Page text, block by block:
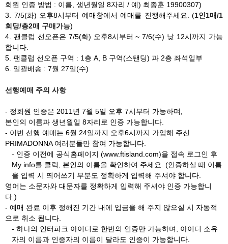
회원 인증 방법 : 이름, 생년월일 8자리 / 예) 최종훈 19900307)
3. 7/5(화) 오후8시부터 예매창에서 예매를 진행해주세요. (1인1매/1
회당/총2매 구매가능)
4. 팬클럽 선오픈은 7/5(화) 오후8시부터 ~ 7/6(수) 낮 12시까지 가능
합니다.
5. 팬클럽 선오픈 구역 : 1층 A, B 구역(스탠딩) 과 2층 좌석일부
6. 일괄배송 : 7월 27일(수)
선행예매 주의 사항
- 정회원 인증은 2011년 7월 5일 오후 7시부터 가능하며,
본인의 이름과 생년월일 8자리로 인증 가능합니다.
- 이번 선행 예매는 6월 24일까지 오후6시까지 가입해 주신
PRIMADONNA 여러분들만 참여 가능합니다.
- 인증 이전에 공식홈페이지 (www.ftisland.com)을 접속 로그인 후
My info를 클릭, 본인의 이름을 확인하여 주세요. (인증하실 때 이름
을 입력 시 띄어쓰기 부분도 정확하게 입력해 주셔야 합니다.
영어는 소문자와 대문자를 정확하게 입력해 주셔야 인증 가능합니
다.)
- 예매 완료 이후 정해진 기간 내에 입금을 해 주지 않으실 시 자동적
으로 취소 됩니다.
- 하나의 인터파크 아이디로 한번의 인증만 가능하며, 아이디 소유
자의 이름과 인증자의 이름이 달라도 인증이 가능합니다.